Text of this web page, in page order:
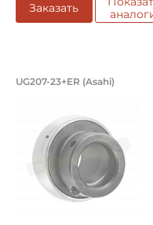
Заказать
Подшипник
UG207-23+ER (Asahi)